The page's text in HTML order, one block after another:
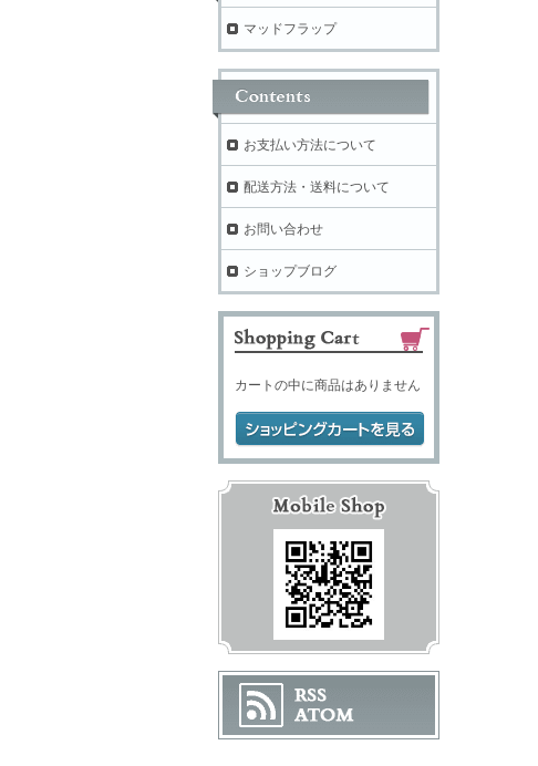
マッドフラップ
お支払い方法について
配送方法・送料について
お問い合わせ
ショップブログ
カートの中に商品はありません